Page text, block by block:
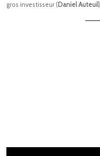
gros investisseur (Daniel Auteuil